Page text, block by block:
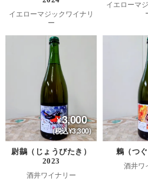
イエローマジックワイナリ
ー
イエローマ
3,000
(税込¥3,300)
尉鶲（じょうびたき）
2023
酒井ワイナリー
鶫（つ
酒井ワ